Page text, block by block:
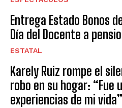
Entrega Estado Bonos
Día del Docente a
ESTATAL
Karely Ruiz rompe el
robo en su hogar: “Fue
experiencias de mi vida”